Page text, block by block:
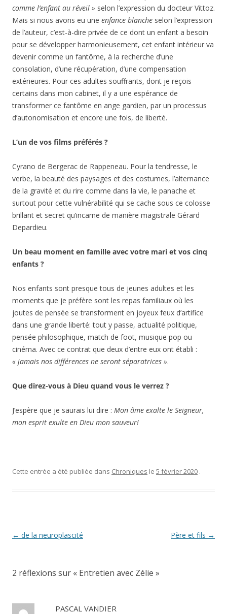
comme l’enfant au réveil » selon l’expression du docteur Vittoz.
Mais si nous avons eu une enfance blanche selon l’expression
de l’auteur, c’est-à-dire privée de ce dont un enfant a besoin
pour se développer harmonieusement, cet enfant intérieur va
devenir comme un fantôme, à la recherche d’une
consolation, d’une récupération, d’une compensation
extérieures. Pour ces adultes souffrants, dont je reçois
certains dans mon cabinet, il y a une espérance de
transformer ce fantôme en ange gardien, par un processus
d’autonomisation et encore une fois, de liberté.
L’un de vos films préférés ?
Cyrano de Bergerac de Rappeneau. Pour la tendresse, le
verbe, la beauté des paysages et des costumes, l’alternance
de la gravité et du rire comme dans la vie, le panache et
surtout pour cette vulnérabilité qui se cache sous ce colosse
brillant et secret qu’incarne de manière magistrale Gérard
Depardieu.
Un beau moment en famille avec votre mari et vos cinq
enfants ?
Nos enfants sont presque tous de jeunes adultes et les
moments que je préfère sont les repas familiaux où les
joutes de pensée se transforment en joyeux feux d’artifice
dans une grande liberté: tout y passe, actualité politique,
pensée philosophique, match de foot, musique pop ou
cinéma. Avec ce contrat que deux d’entre eux ont établi :
« jamais nos différences ne seront séparatrices ».
Que direz-vous à Dieu quand vous le verrez ?
J’espère que je saurais lui dire : Mon âme exalte le Seigneur,
mon esprit exulte en Dieu mon sauveur!
Cette entrée a été publiée dans Chroniques le 5 février 2020 .
Navigation
← de la neuroplascité Père et fils →
2 réflexions sur « Entretien avec Zélie »
PASCAL VANDIER